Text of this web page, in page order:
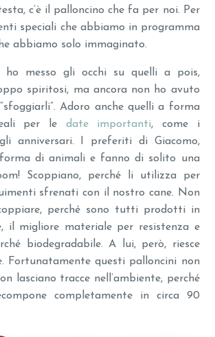
c’è il palloncino che fa per noi. Per
speciali che abbiamo in programma
abbiamo solo immaginato.
ho messo gli occhi su quelli a pois,
spiritosi, ma ancora non ho avuto
“sfoggiarli”. Adoro anche quelli a forma
per le date importanti, come i
anniversari. I preferiti di Giacomo,
forma di animali e fanno di solito una
Scoppiano, perché li utilizza per
sfrenati con il nostro cane. Non
perché sono tutti prodotti in
il migliore materiale per resistenza e
biodegradabile. A lui, però, riesce
Fortunatamente questi palloncini non
lasciano tracce nell’ambiente, perché
completamente in circa 90